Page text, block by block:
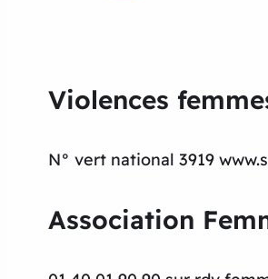
Violences
N° vert national 3919
Association